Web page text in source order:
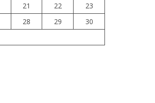
21 22
23
28 29
30